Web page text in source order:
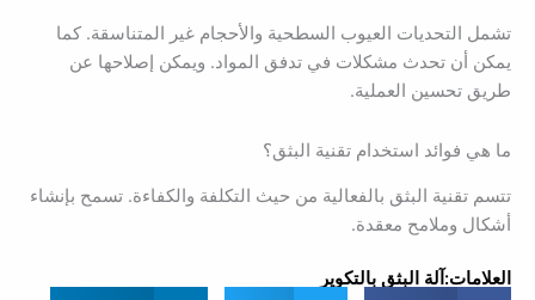
تشمل التحديات العيوب السطحية والأحجام غير المتناسقة. كما
يمكن أن تحدث مشكلات في تدفق المواد. ويمكن إصلاحها عن
طريق تحسين العملية.
ما هي فوائد استخدام تقنية البثق؟
تتسم تقنية البثق بالفعالية من حيث التكلفة والكفاءة. تسمح بإنشاء
أشكال وملامح معقدة.
العلامات: آلة البثق بالتكوير